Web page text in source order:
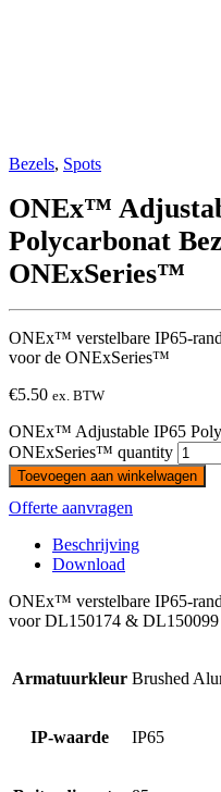
Bezels, Spots
ONEx™
Polycarbonat
ONExSeries™
ONEx™ verstelbare IP65-
voor de ONExSeries™
€5.50 ex. BTW
ONEx™ Adjustable IP65
ONExSeries™ quantity
Toevoegen aan winkelwagen
Offerte aanvragen
Beschrijving
Download
ONEx™ verstelbare IP65-
voor DL150174 & DL150099
Armatuurkleur Brushed
IP-waarde IP65